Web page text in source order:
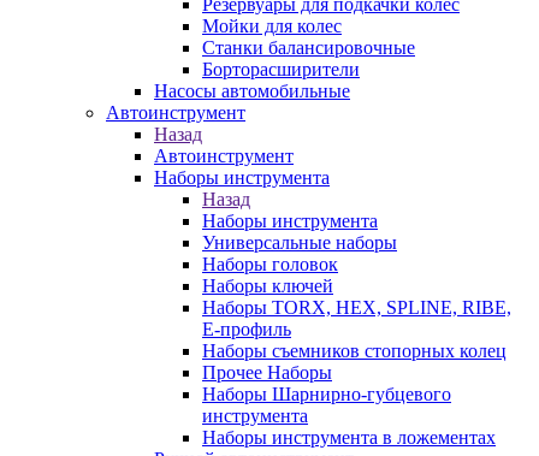
Резервуары для подкачки колес
Мойки для колес
Станки балансировочные
Борторасширители
Насосы автомобильные
Автоинструмент
Назад
Автоинструмент
Наборы инструмента
Назад
Наборы инструмента
Универсальные наборы
Наборы головок
Наборы ключей
Наборы TORX, HEX, SPLINE, RIBE,
E-профиль
Наборы съемников стопорных колец
Прочее Наборы
Наборы Шарнирно-губцевого
инструмента
Наборы инструмента в ложементах